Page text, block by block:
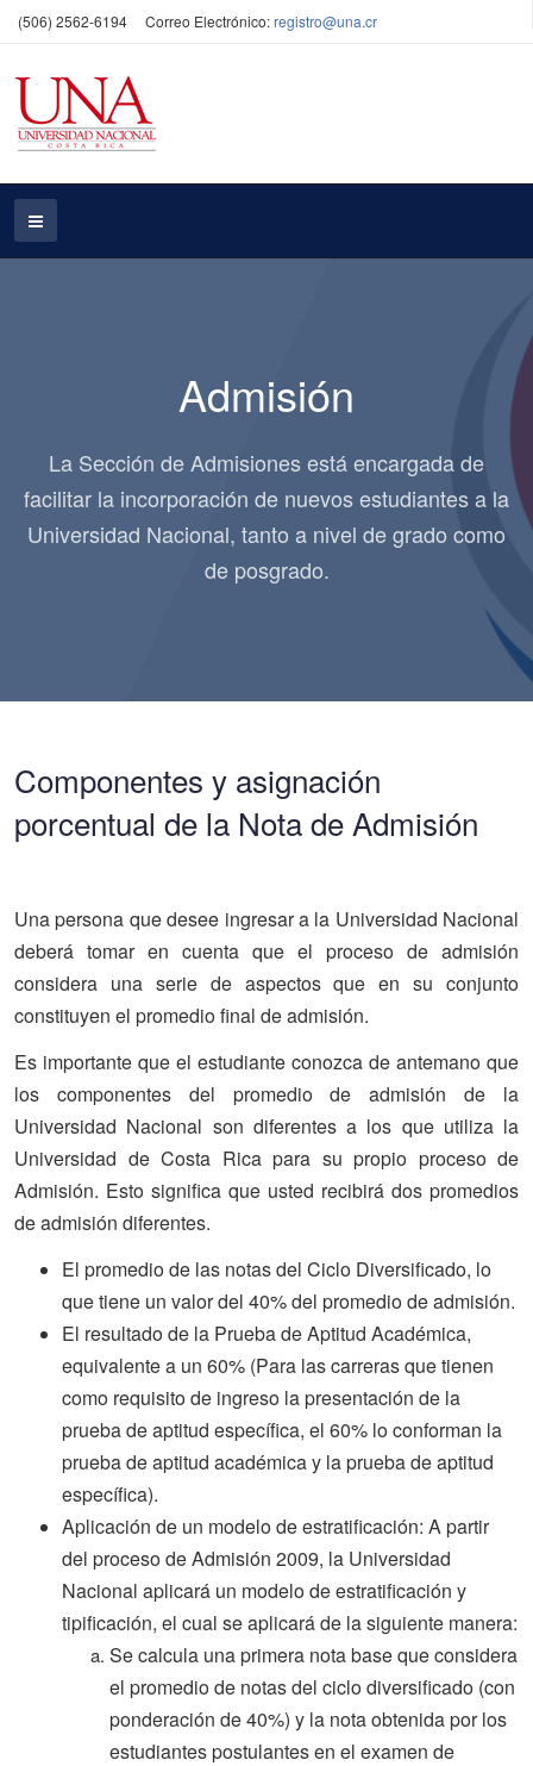
(506) 2562-6194 Correo Electrónico:registro@una.cr
Admisión
La Sección de Admisiones está encargada de
facilitar la incorporación de nuevos estudiantes a la
Universidad Nacional, tanto a nivel de grado como
de posgrado.
Componentes y asignación
porcentual de la Nota de Admisión
Una persona que desee ingresar a la Universidad Nacional
deberá tomar en cuenta que el proceso de admisión
considera una serie de aspectos que en su conjunto
constituyen el promedio final de admisión.
Es importante que el estudiante conozca de antemano que
los componentes del promedio de admisión de la
Universidad Nacional son diferentes a los que utiliza la
Universidad de Costa Rica para su propio proceso de
Admisión. Esto significa que usted recibirá dos promedios
de admisión diferentes.
El promedio de las notas del Ciclo Diversificado, lo
que tiene un valor del 40% del promedio de admisión.
El resultado de la Prueba de Aptitud Académica,
equivalente a un 60% (Para las carreras que tienen
como requisito de ingreso la presentación de la
prueba de aptitud específica, el 60% lo conforman la
prueba de aptitud académica y la prueba de aptitud
específica).
Aplicación de un modelo de estratificación: A partir
del proceso de Admisión 2009, la Universidad
Nacional aplicará un modelo de estratificación y
tipificación, el cual se aplicará de la siguiente manera:
Se calcula una primera nota base que considera
el promedio de notas del ciclo diversificado (con
ponderación de 40%) y la nota obtenida por los
estudiantes postulantes en el examen de